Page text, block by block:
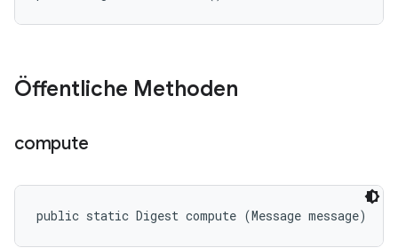
Öffentliche Methoden
compute
public static Digest compute (Message message)